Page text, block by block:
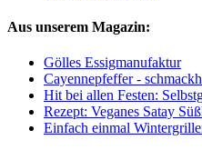
Aus unserem Magazin:
Gölles Essigmanufaktur
Cayennepfeffer -
Hit bei allen Festen:
Rezept: Veganes Satay
Einfach einmal